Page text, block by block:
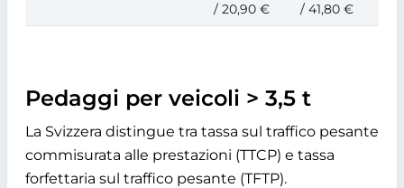
/ 20,90 €
/ 41,80 €
Pedaggi per veicoli > 3,5 t
La Svizzera distingue tra tassa sul traffico pesante
commisurata alle prestazioni (TTCP) e tassa
forfettaria sul traffico pesante (TFTP).